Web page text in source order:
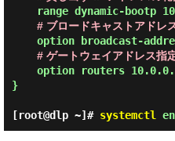
# ブロードキャストアドレ
# ゲートウェイアドレス指
}
[root@dlp ~]# systemctl